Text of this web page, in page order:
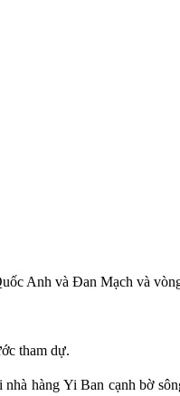
Anh và Đan Mạch và
tham dự.
hàng Yi Ban cạnh bờ